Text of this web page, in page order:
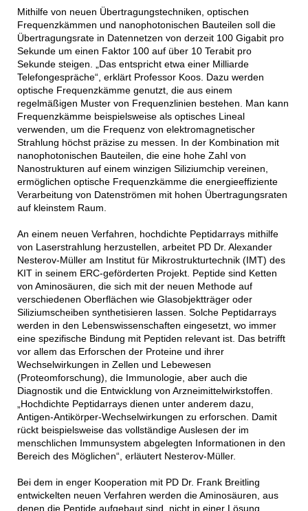
Mithilfe von neuen Übertragungstechniken, optischen
Frequenzkämmen und nanophotonischen Bauteilen soll die
Übertragungsrate in Datennetzen von derzeit 100 Gigabit pro
Sekunde um einen Faktor 100 auf über 10 Terabit pro
Sekunde steigen. „Das entspricht etwa einer Milliarde
Telefongespräche“, erklärt Professor Koos. Dazu werden
optische Frequenzkämme genutzt, die aus einem
regelmäßigen Muster von Frequenzlinien bestehen. Man kann
Frequenzkämme beispielsweise als optisches Lineal
verwenden, um die Frequenz von elektromagnetischer
Strahlung höchst präzise zu messen. In der Kombination mit
nanophotonischen Bauteilen, die eine hohe Zahl von
Nanostrukturen auf einem winzigen Siliziumchip vereinen,
ermöglichen optische Frequenzkämme die energieeffiziente
Verarbeitung von Datenströmen mit hohen Übertragungsraten
auf kleinstem Raum.
An einem neuen Verfahren, hochdichte Peptidarrays mithilfe
von Laserstrahlung herzustellen, arbeitet PD Dr. Alexander
Nesterov-Müller am Institut für Mikrostrukturtechnik (IMT) des
KIT in seinem ERC-geförderten Projekt. Peptide sind Ketten
von Aminosäuren, die sich mit der neuen Methode auf
verschiedenen Oberflächen wie Glasobjektträger oder
Siliziumscheiben synthetisieren lassen. Solche Peptidarrays
werden in den Lebenswissenschaften eingesetzt, wo immer
eine spezifische Bindung mit Peptiden relevant ist. Das betrifft
vor allem das Erforschen der Proteine und ihrer
Wechselwirkungen in Zellen und Lebewesen
(Proteomforschung), die Immunologie, aber auch die
Diagnostik und die Entwicklung von Arzneimittelwirkstoffen.
„Hochdichte Peptidarrays dienen unter anderem dazu,
Antigen-Antikörper-Wechselwirkungen zu erforschen. Damit
rückt beispielsweise das vollständige Auslesen der im
menschlichen Immunsystem abgelegten Informationen in den
Bereich des Möglichen“, erläutert Nesterov-Müller.
Bei dem in enger Kooperation mit PD Dr. Frank Breitling
entwickelten neuen Verfahren werden die Aminosäuren, aus
denen die Peptide aufgebaut sind, nicht in einer Lösung,